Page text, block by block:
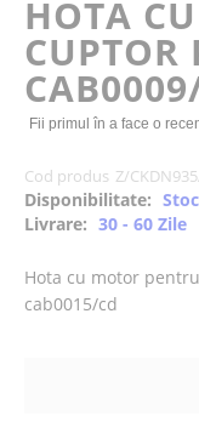
the
images
gallery
HOTA
CUPTOR
Fii primul în a face o
Cod produs Z/
Disponibilitate:
Livrare: 30 - 60 Zile
Hota cu motor
cab0015/cd